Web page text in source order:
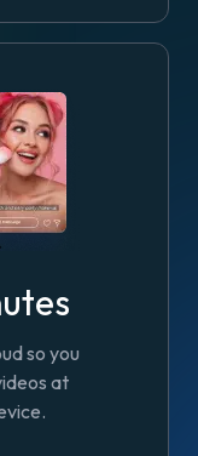
so you
at